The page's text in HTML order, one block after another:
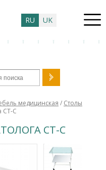
RU UK
медицинская / Столы
СТ-С
СТ-С